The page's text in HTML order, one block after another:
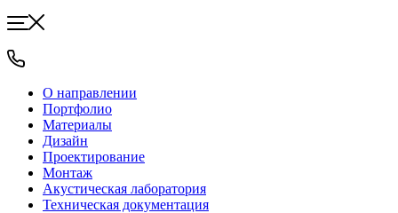
О направлении
Портфолио
Материалы
Дизайн
Проектирование
Монтаж
Акустическая лаборатория
Техническая документация